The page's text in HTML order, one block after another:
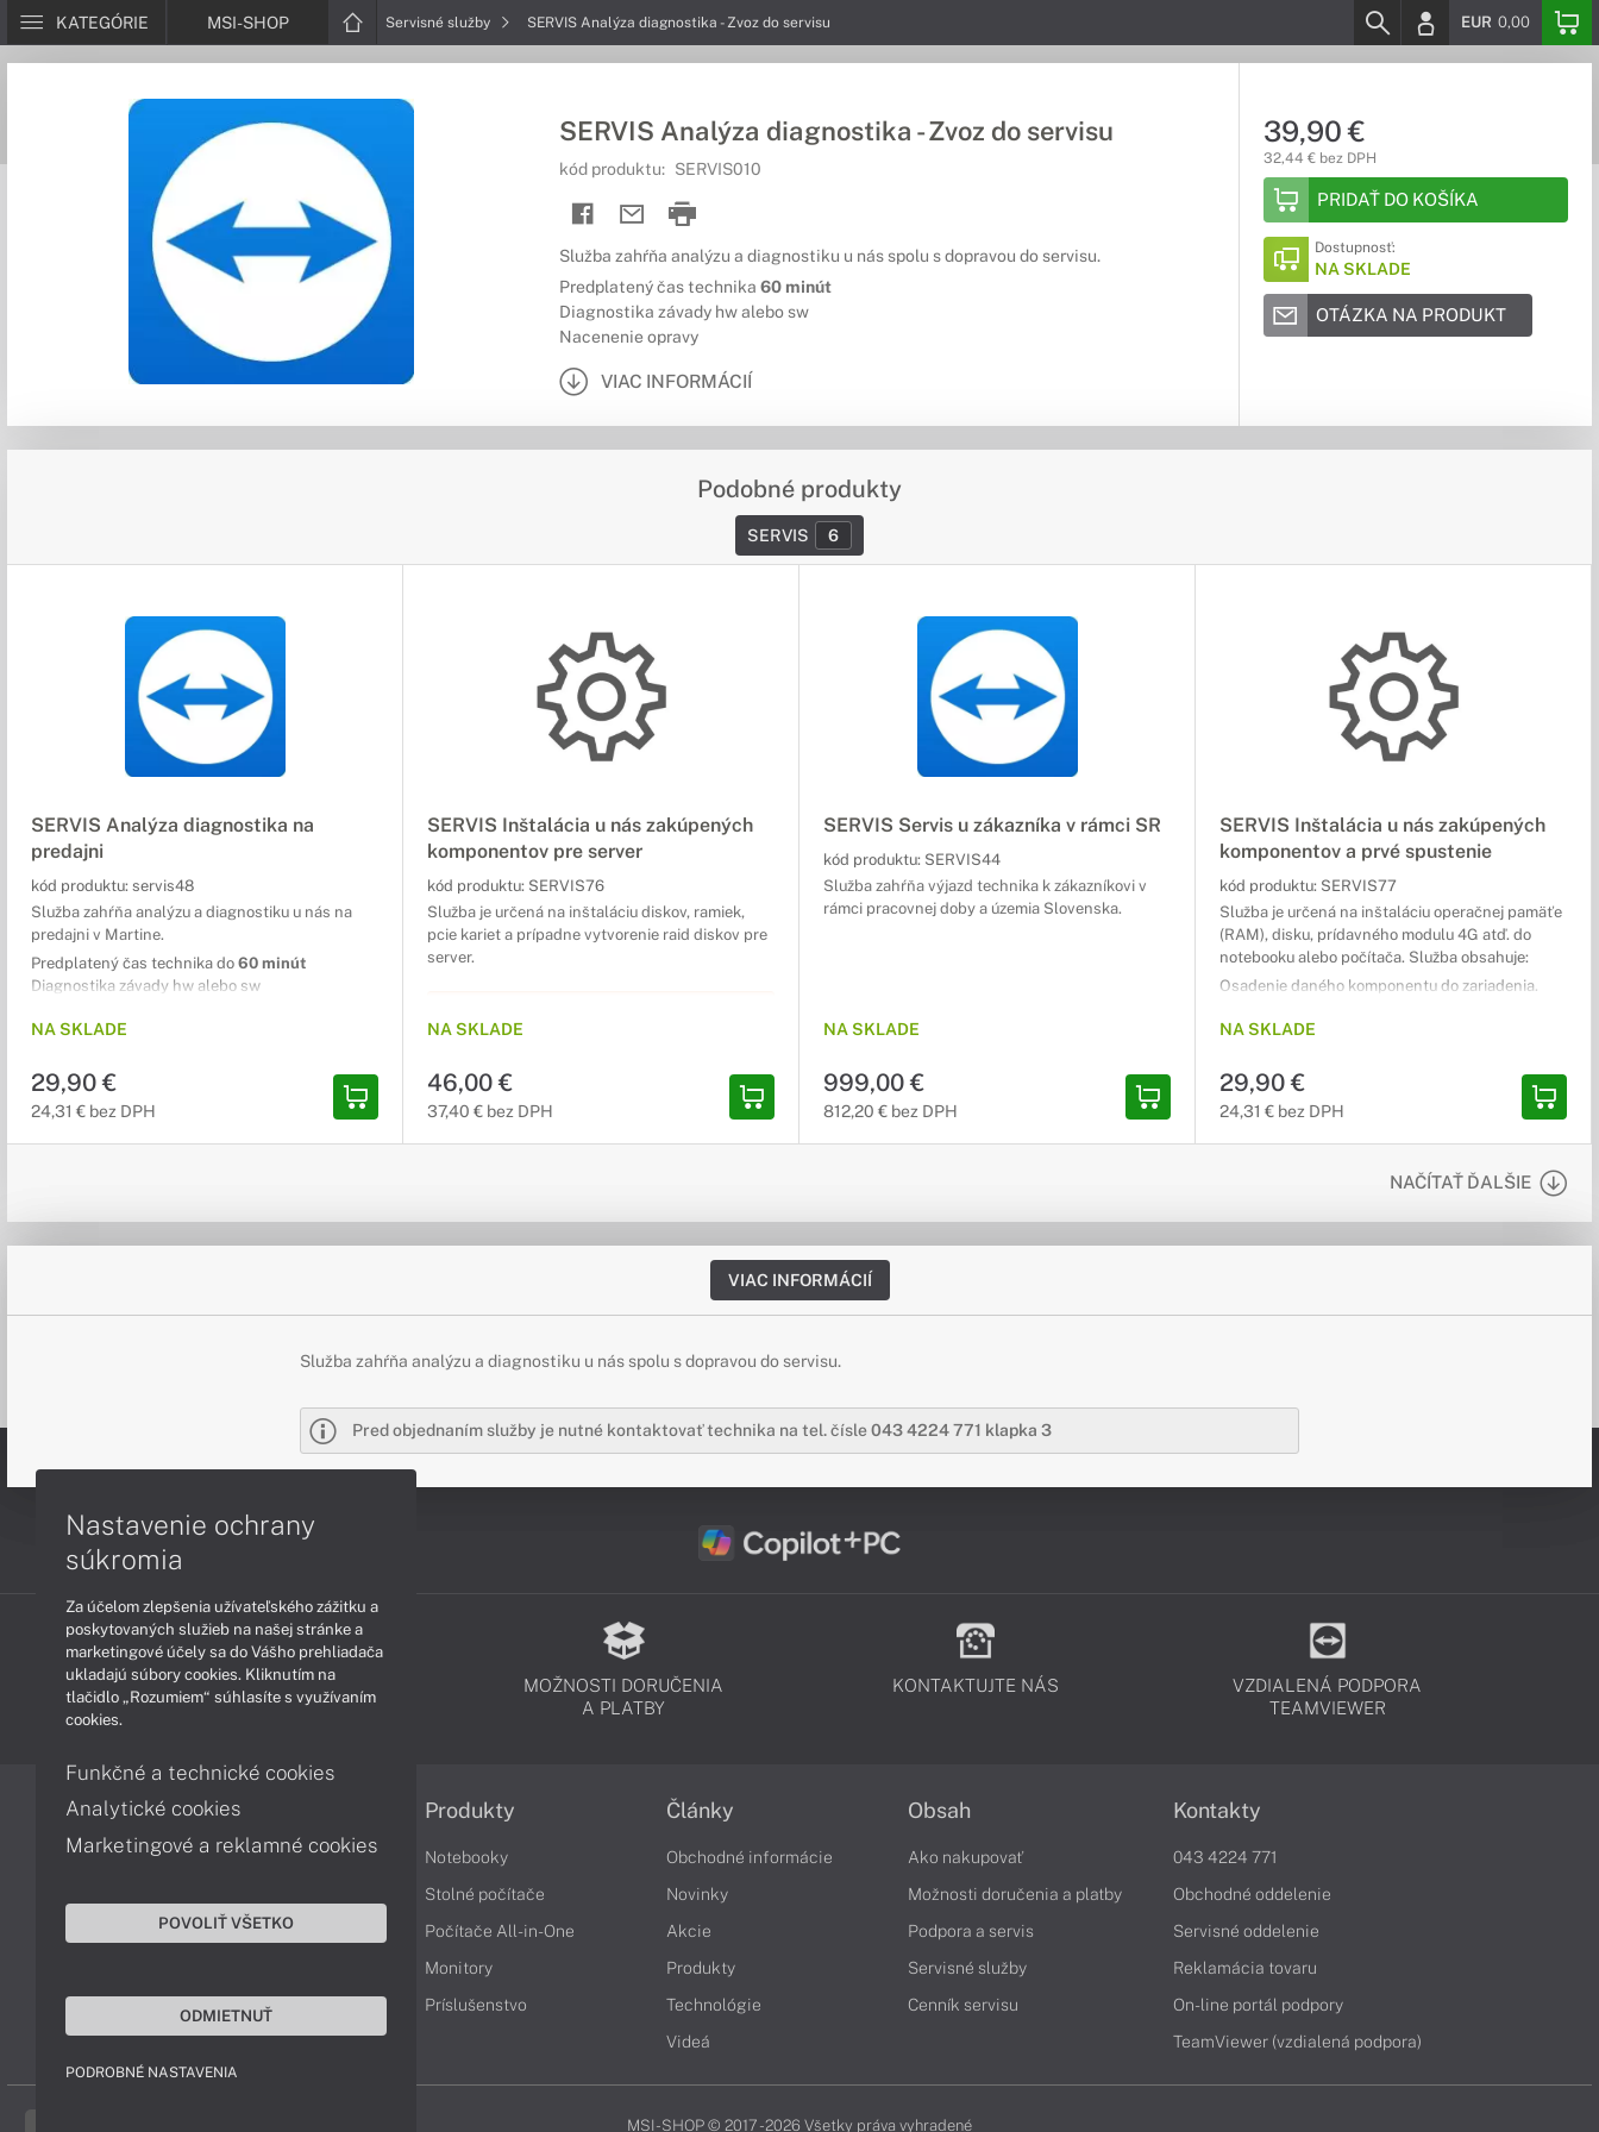
KATEGÓRIE MSI-SHOP Servisné služby SERVIS Analýza diagnostika - Zvoz do servisu EUR 0,00
SERVIS Analýza diagnostika - Zvoz do servisu
kód produktu: SERVIS010
Služba zahŕňa analýzu a diagnostiku u nás spolu s dopravou do servisu.
Predplatený čas technika 60 minút
Diagnostika závady hw alebo sw
Nacenenie opravy
VIAC INFORMÁCIÍ
39,90 €
32,44 € bez DPH
PRIDAŤ DO KOŠÍKA
Dostupnosť:
NA SKLADE
OTÁZKA NA PRODUKT
Podobné produkty
SERVIS 6
SERVIS Analýza diagnostika na
predajni
kód produktu: servis48
Služba zahŕňa analýzu a diagnostiku u nás na
predajni v Martine.
Predplatený čas technika do 60 minút
Diagnostika závady hw alebo sw
NA SKLADE
29,90 €
24,31 € bez DPH
SERVIS Inštalácia u nás zakúpených
komponentov pre server
kód produktu: SERVIS76
Služba je určená na inštaláciu diskov, ramiek,
pcie kariet a prípadne vytvorenie raid diskov pre
server.
SAMOSTATNE
NA SKLADE
46,00 €
37,40 € bez DPH
SERVIS Servis u zákazníka v rámci SR
kód produktu: SERVIS44
Služba zahŕňa výjazd technika k zákazníkovi v
rámci pracovnej doby a územia Slovenska.
NA SKLADE
999,00 €
812,20 € bez DPH
SERVIS Inštalácia u nás zakúpených
komponentov a prvé spustenie
kód produktu: SERVIS77
Služba je určená na inštaláciu operačnej pamäťe
(RAM), disku, prídavného modulu 4G atď. do
notebooku alebo počítača. Služba obsahuje:
Osadenie daného komponentu do zariadenia.
Test funkčnosti a garanciu kompatibility daného
Doinštalovanie operačného systému
vrátane všetkých dostupných aktualizácií.
Aktualizáciu ovládačov a BIOSu.
Test funkčnosti hardvéru
(podľa typu zariadenia).
(Chrome, Adobe Acrobat (PDF) a program na
správu archívov).
SLUŽBU NIE JE MOŽNÉ OBJEDNAŤ
NA SKLADE
29,90 €
24,31 € bez DPH
NAČÍTAŤ ĎALŠIE
VIAC INFORMÁCIÍ
Služba zahŕňa analýzu a diagnostiku u nás spolu s dopravou do servisu.
Pred objednaním služby je nutné kontaktovať technika na tel. čísle043 4224 771 klapka 3
PODPORA A SERVIS
MOŽNOSTI DORUČENIA
A PLATBY
KONTAKTUJTE NÁS
VZDIALENÁ PODPORA
TEAMVIEWER
Informácie
Obchodné podmienky
Ochrana osobných údajov
Vyhlásenie o prístupnosti
Cookies
Produkty
Notebooky
Stolné počítače
Počítače All-in-One
Monitory
Príslušenstvo
Články
Obchodné informácie
Novinky
Akcie
Produkty
Technológie
Videá
Obsah
Ako nakupovať
Možnosti doručenia a platby
Podpora a servis
Servisné služby
Cenník servisu
Kontakty
043 4224 771
Obchodné oddelenie
Servisné oddelenie
Reklamácia tovaru
On-line portál podpory
TeamViewer (vzdialená podpora)
MSI-SHOP © 2017 - 2026 Všetky práva vyhradené
Nastavenie ochrany
súkromia
Za účelom zlepšenia užívateľského zážitku a
poskytovaných služieb na našej stránke a
marketingové účely sa do Vášho prehliadača
ukladajú súbory cookies. Kliknutím na
tlačidlo „Rozumiem“ súhlasíte s využívaním
cookies.
Funkčné a technické cookies
Analytické cookies
Marketingové a reklamné cookies
POVOLIŤ VŠETKO
ODMIETNUŤ
PODROBNÉ NASTAVENIA